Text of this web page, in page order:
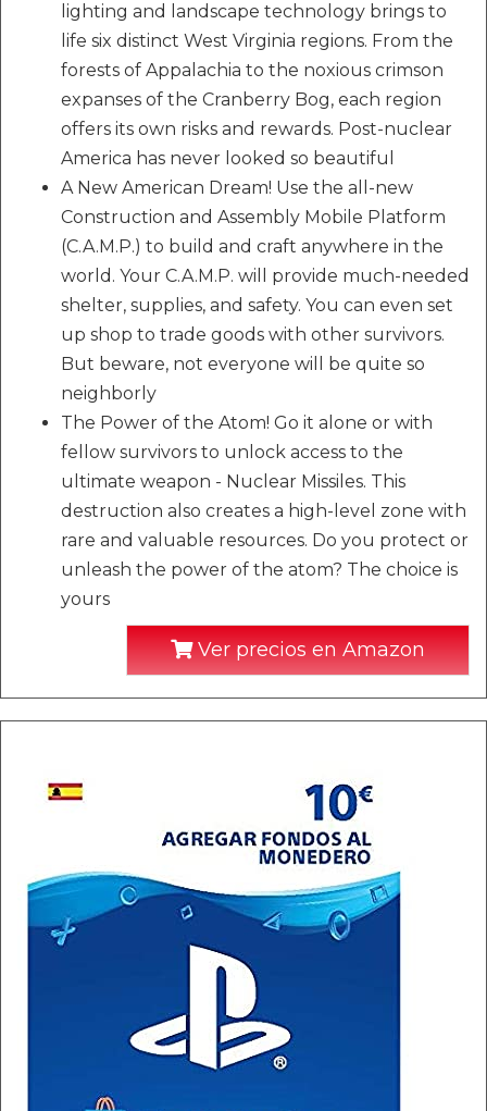
lighting and landscape technology brings to
life six distinct West Virginia regions. From the
forests of Appalachia to the noxious crimson
expanses of the Cranberry Bog, each region
offers its own risks and rewards. Post-nuclear
America has never looked so beautiful
A New American Dream! Use the all-new
Construction and Assembly Mobile Platform
(C.A.M.P.) to build and craft anywhere in the
world. Your C.A.M.P. will provide much-needed
shelter, supplies, and safety. You can even set
up shop to trade goods with other survivors.
But beware, not everyone will be quite so
neighborly
The Power of the Atom! Go it alone or with
fellow survivors to unlock access to the
ultimate weapon - Nuclear Missiles. This
destruction also creates a high-level zone with
rare and valuable resources. Do you protect or
unleash the power of the atom? The choice is
yours
Ver precios en Amazon